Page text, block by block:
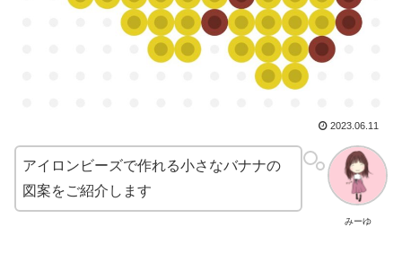
2023.06.11
みーゆ
アイロンビーズで作れる小さなバナナの
図案をご紹介します